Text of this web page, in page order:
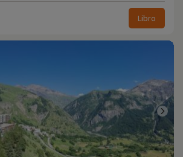
Libro